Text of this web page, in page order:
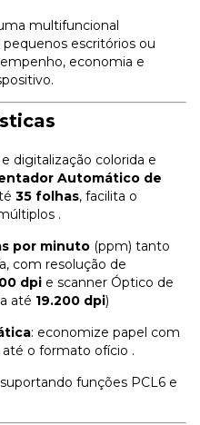
multifuncional
escritórios ou
economia e
digitalização colorida e
Automático de
35 folhas, facilita o
.
por minuto (ppm) tanto
com resolução de
dpi e scanner Óptico de
até 19.200 dpi) ⁣
: economize papel com
o formato ofício .
funções PCL6 e